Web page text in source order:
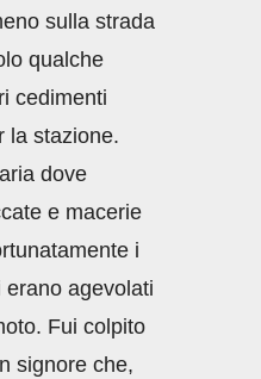
sulla strada
qualche
cedimenti
la stazione.
dove
e macerie
i
agevolati
Fui colpito
signore che,